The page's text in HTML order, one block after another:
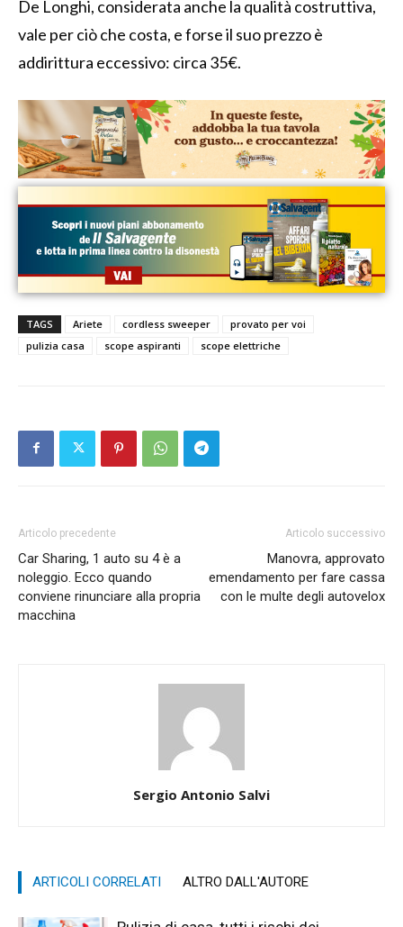
De Longhi, considerata anche la qualità costruttiva,
vale per ciò che costa, e forse il suo prezzo è
addirittura eccessivo: circa 35€.
TAGS Ariete cordless sweeper
provato per voi
pulizia casa
scope aspiranti scope elettriche
Articolo precedente
Car Sharing, 1 auto su 4 è a
noleggio. Ecco quando
conviene rinunciare alla propria
macchina
Articolo successivo
Manovra, approvato
emendamento per fare cassa
con le multe degli autovelox
Sergio Antonio Salvi
ARTICOLI CORRELATI ALTRO DALL'AUTORE